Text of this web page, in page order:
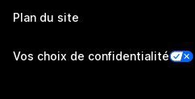
Plan du site
Vos choix de confidentialité